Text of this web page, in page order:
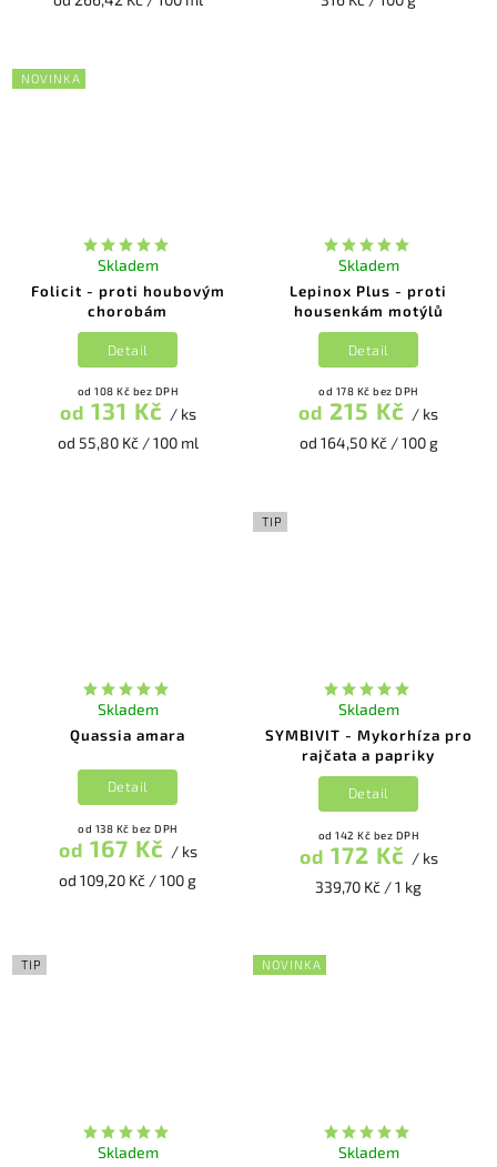
NOVINKA
Folicit - proti houbovým
chorobám
Skladem
od 108 Kč bez DPH
od 131 Kč / ks
od 55,80 Kč / 100 ml
Detail
Lepinox Plus - proti
housenkám motýlů
Skladem
od 178 Kč bez DPH
od 215 Kč / ks
od 164,50 Kč / 100 g
Detail
Quassia amara
Skladem
od 138 Kč bez DPH
od 167 Kč / ks
od 109,20 Kč / 100 g
Detail
TIP
SYMBIVIT - Mykorhíza pro
rajčata a papriky
Skladem
od 142 Kč bez DPH
od 172 Kč / ks
339,70 Kč / 1 kg
Detail
TIP
Skladem
NOVINKA
Skladem